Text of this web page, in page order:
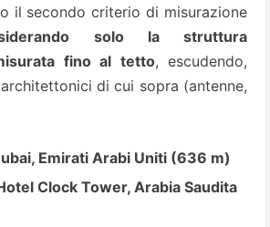
il secondo criterio di misurazione
solo la struttura
finoal tetto, escudendo,
di cui sopra (antenne,
Emirati Arabi Uniti (636 m)
Clock Tower, Arabia Saudita